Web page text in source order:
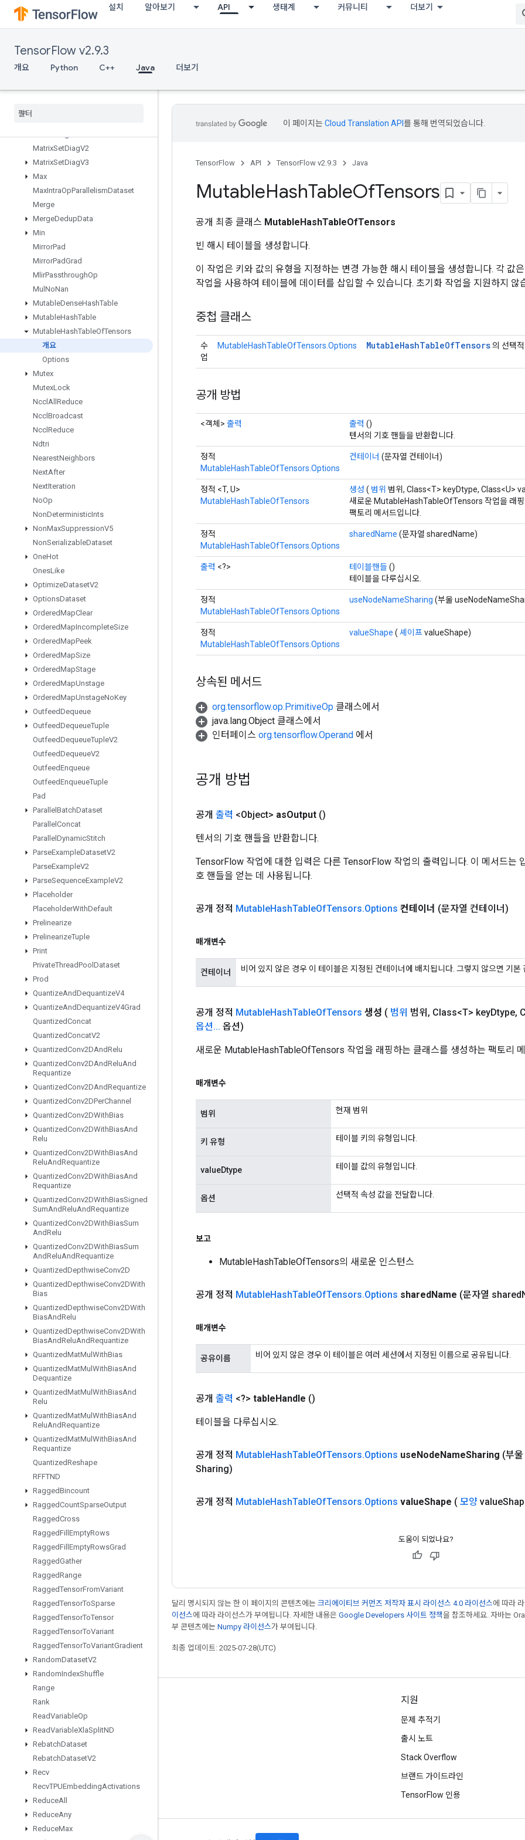
설치 알아보기 API 생태계 커뮤니티 더보기
TensorFlow v2.9.3
개요 Python C++ Java 더보기
MapIncompleteSize
MapPeek
MapStage
MapUnstage
MatrixDiagPartV2
MatrixSetDiagV2
MatrixSetDiagV3
Max
MaxIntraOpParallelismDataset
Merge
MergeDedupData
Min
MirrorPad
MirrorPadGrad
MlirPassthroughOp
Mul NoNan
MutableDenseHashTable
MutableHashTable
MutableHashTableOfTensors
개요
Options
Mutex
MutexLock
Nccl All Reduce
Nccl Broadcast
Nccl Reduce
Ndtri
NearestNeighbors
NextAfter
NextIteration
NoOp
NonDeterministicInts
NonMaxSuppressionV5
NonSerializableDataset
OneHot
OnesLike
OptimizeDatasetV2
OptionsDataset
OrderedMapClear
OrderedMapIncompleteSize
OrderedMapPeek
OrderedMapSize
OrderedMapStage
OrderedMapUnstage
OrderedMapUnstageNoKey
OutfeedDequeue
OutfeedDequeueTuple
OutfeedDequeueTupleV2
OutfeedDequeueV2
OutfeedEnqueue
OutfeedEnqueueTuple
Pad
Parallel BatchDataset
Parallel Concat
Parallel DynamicStitch
ParseExampleDatasetV2
ParseExampleV2
ParseSequenceExampleV2
Placeholder
PlaceholderWithDefault
Prelinearize
PrelinearizeTuple
Print
PrivateThreadPool Dataset
Prod
QuantizeAndDequantizeV4
QuantizeAndDequantizeV4Grad
QuantizedConcat
QuantizedConcatV2
QuantizedConv2DAndRelu
QuantizedConv2DAndReluAnd
Requantize
QuantizedConv2DAndRequantize
QuantizedConv2DPerChannel
QuantizedConv2DWithBias
QuantizedConv2DWithBiasAnd
Relu
QuantizedConv2DWithBiasAnd
ReluAndRequantize
QuantizedConv2DWithBiasAnd
Requantize
QuantizedConv2DWithBiasSigned
SumAndReluAndRequantize
QuantizedConv2DWithBiasSum
AndRelu
QuantizedConv2DWithBiasSum
AndReluAndRequantize
QuantizedDepthwiseConv2D
QuantizedDepthwiseConv2DWith
Bias
QuantizedDepthwiseConv2DWith
BiasAndRelu
QuantizedDepthwiseConv2DWith
BiasAndReluAndRequantize
QuantizedMatMul WithBias
QuantizedMatMul WithBiasAnd
Dequantize
QuantizedMatMul WithBiasAnd
Relu
QuantizedMatMul WithBiasAnd
ReluAndRequantize
QuantizedMatMul WithBiasAnd
Requantize
QuantizedReshape
RFFTND
RaggedBincount
RaggedCountSparseOutput
RaggedCross
RaggedFill EmptyRows
RaggedFill EmptyRowsGrad
RaggedGather
RaggedRange
RaggedTensorFromVariant
RaggedTensorToSparse
RaggedTensorToTensor
RaggedTensorToVariant
RaggedTensorToVariantGradient
RandomDatasetV2
RandomIndexShuffle
Range
Rank
ReadVariableOp
ReadVariableXlaSplitND
RebatchDataset
RebatchDatasetV2
Recv
RecvTPUEmbeddingActivations
ReduceAll
ReduceAny
ReduceMax
이 페이지는Cloud Translation API 를 통해 번역되었습니다.
TensorFlow API TensorFlow v2.9.3 Java
MutableHashTableOfTensors
공개 최종 클래스 MutableHashTableOfTensors
빈 해시 테이블을 생성합니다.
이 작업은 키와 값의 유형을 지정하는 변경 가능한 해시 테이블을 생성합니다. 각 값
작업을 사용하여 테이블에 데이터를 삽입할 수 있습니다. 초기화 작업을 지원하지 않
중첩 클래스
수
업
MutableHashTableOfTensors.Options MutableHashTableOfTensors의 선택
공개 방법
<객체> 출력 출력 ()
텐서의 기호 핸들을 반환합니다.
정적
MutableHashTableOfTensors.Options
컨테이너 (문자열 컨테이너)
정적 <T, U>
MutableHashTableOfTensors
생성 ( 범위 범위, Class<T> keyDtype, Class<U>
새로운 MutableHashTableOfTensors 작업을 래핑
팩토리 메서드입니다.
정적
MutableHashTableOfTensors.Options
sharedName (문자열 sharedName)
출력 <?> 테이블핸들()
테이블을 다루십시오.
정적
MutableHashTableOfTensors.Options
useNodeNameSharing (부울
정적
MutableHashTableOfTensors.Options
valueShape ( 셰이프valueShape)
상속된 메서드
org.tensorflow.op.PrimitiveOp 클래스에서
java.lang.Object 클래스에서
인터페이스 org.tensorflow.Operand 에서
공개 방법
공개 출력 <Object> asOutput ()
텐서의 기호 핸들을 반환합니다.
TensorFlow 작업에 대한 입력은 다른 TensorFlow 작업의 출력입니다. 이 메서드는
호 핸들을 얻는 데 사용됩니다.
공개 정적 MutableHashTableOfTensors.Options 컨테이너 (문자열 컨테이너)
매개변수
컨테이너 비어 있지 않은 경우 이 테이블은 지정된 컨테이너에 배치됩니다. 그렇지 않으면 기본
공개 정적 MutableHashTableOfTensors 생성 ( 범위 범위 , Class<T> keyDtype,
옵션... 옵션)
새로운 MutableHashTableOfTensors 작업을 래핑하는 클래스를 생성하는 팩토리
매개변수
범위 현재 범위
키 유형 테이블 키의 유형입니다.
valueDtype 테이블 값의 유형입니다.
옵션 선택적 속성 값을 전달합니다.
보고
MutableHashTableOfTensors의 새로운 인스턴스
공개 정적 MutableHashTableOfTensors.Options sharedName (문자열 shared
매개변수
공유이름 비어 있지 않은 경우 이 테이블은 여러 세션에서 지정된 이름으로 공유됩니다.
공개 출력 <?> tableHandle ()
테이블을 다루십시오.
공개 정적 MutableHashTableOfTensors.Options useNodeNameSharing (부
Sharing)
공개 정적 MutableHashTableOfTensors.Options valueShape ( 모양 value
도움이 되었나요?
달리 명시되지 않는 한 이 페이지의 콘텐츠에는 크리에이티브 커먼즈 저작자 표시 라이선스 4.0 라이선스에 따라
이선스에 따라 라이선스가 부여됩니다. 자세한 내용은 Google Developers 사이트 정책을 참조하세요. 자바는
부 콘텐츠에는 Numpy 라이선스가 부여됩니다.
최종 업데이트: 2025-07-28(UTC)
최신 소식 확인하기
블로그
GitHub
Twitter
지원
문제 추적기
출시 노트
Stack Overflow
브랜드 가이드라인
TensorFlow 인용